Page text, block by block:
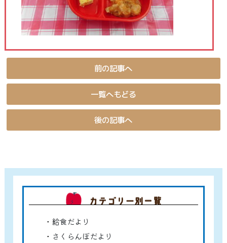
前の記事へ
一覧へもどる
後の記事へ
給食だより
さくらんぼだより